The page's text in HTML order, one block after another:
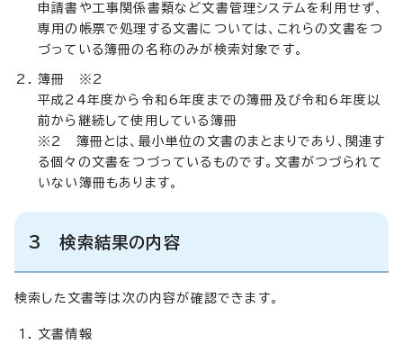
申請書や工事関係書類など文書管理システムを利用せず、
専用の帳票で処理する文書については、これらの文書をつ
づっている簿冊の名称のみが検索対象です。
簿冊 ※2
平成24年度から令和6年度までの簿冊及び令和6年度以
前から継続して使用している簿冊
※2 簿冊とは、最小単位の文書のまとまりであり、関連す
る個々の文書をつづっているものです。文書がつづられて
いない簿冊もあります。
3 検索結果の内容
検索した文書等は次の内容が確認できます。
文書情報